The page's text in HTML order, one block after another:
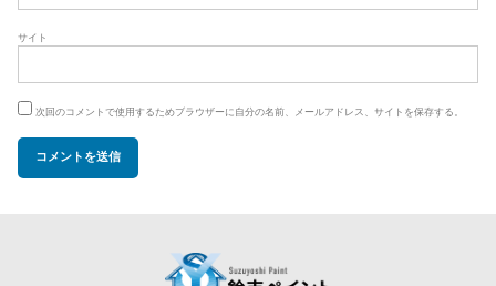
サイト
次回のコメントで使用するためブラウザーに自分の名前、メールアドレス、サイトを保存する。